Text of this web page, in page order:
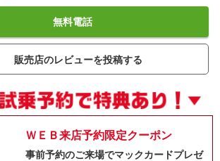
無料電話
販売店のレビューを投稿する
ＷＥＢ来店予約限定クーポン
事前予約のご来場でマックカードプレゼ